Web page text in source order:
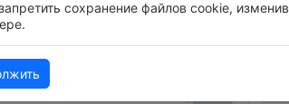
сохранение файлов cookie, изменив